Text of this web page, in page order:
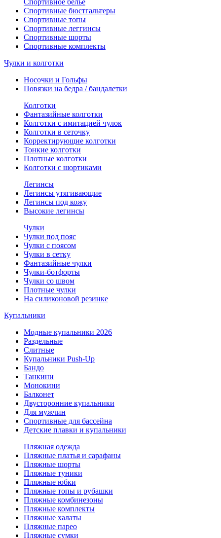
Спортивное белье
Спортивные бюстгальтеры
Спортивные топы
Спортивные леггинсы
Спортивные шорты
Спортивные комплекты
Чулки и колготки
Носочки и Гольфы
Повязки на бедра / бандалетки
Колготки
Фантазийные колготки
Колготки с имитацией чулок
Колготки в сеточку
Корректирующие колготки
Тонкие колготки
Плотные колготки
Колготки с шортиками
Легинсы
Легинсы утягивающие
Легинсы под кожу
Высокие легинсы
Чулки
Чулки под пояс
Чулки с поясом
Чулки в сетку
Фантазийные чулки
Чулки-ботфорты
Чулки со швом
Плотные чулки
На силиконовой резинке
Купальники
Модные купальники 2026
Раздельные
Слитные
Купальники Push-Up
Бандо
Танкини
Монокини
Балконет
Двусторонние купальники
Для мужчин
Спортивные для бассейна
Детские плавки и купальники
Пляжная одежда
Пляжные платья и сарафаны
Пляжные шорты
Пляжные туники
Пляжные юбки
Пляжные топы и рубашки
Пляжные комбинезоны
Пляжные комплекты
Пляжные халаты
Пляжные парео
Пляжные сумки